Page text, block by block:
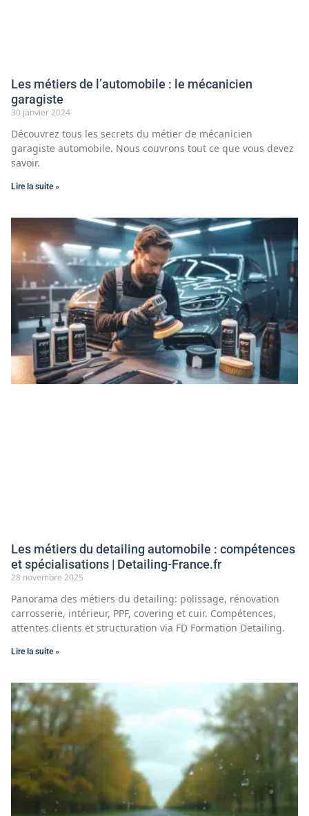
Les métiers de l’automobile : le mécanicien
garagiste
30 janvier 2024
Découvrez tous les secrets du métier de mécanicien
garagiste automobile. Nous couvrons tout ce que vous devez
savoir.
Lire la suite »
Les métiers du detailing automobile : compétences
et spécialisations | Detailing-France.fr
28 novembre 2025
Panorama des métiers du detailing: polissage, rénovation
carrosserie, intérieur, PPF, covering et cuir. Compétences,
attentes clients et structuration via FD Formation Detailing.
Lire la suite »